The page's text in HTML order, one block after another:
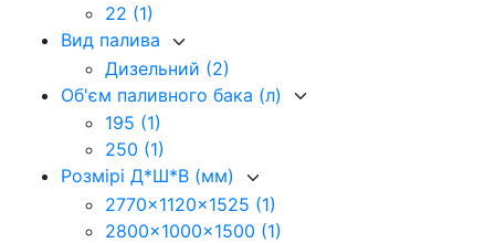
22 (1)
Вид палива
Дизельний (2)
Об'єм паливного бака (л)
195 (1)
250 (1)
Розмірі Д*Ш*В (мм)
2770x1120x1525 (1)
2800x1000x1500 (1)